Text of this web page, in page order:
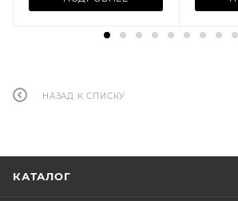
НАЗАД К СПИСКУ
КАТАЛОГ